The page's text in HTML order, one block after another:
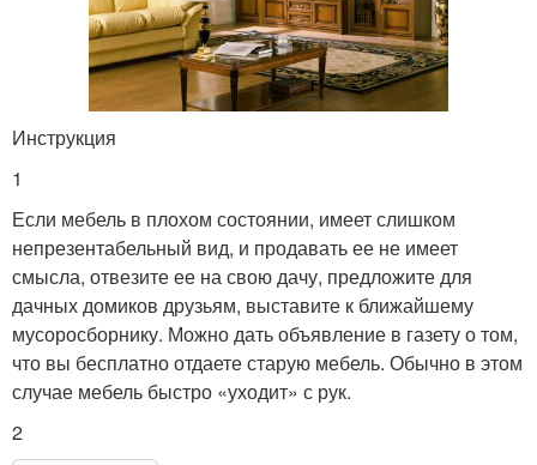
Инструкция
1
Если мебель в плохом состоянии, имеет слишком
непрезентабельный вид, и продавать ее не имеет
смысла, отвезите ее на свою дачу, предложите для
дачных домиков друзьям, выставите к ближайшему
мусоросборнику. Можно дать объявление в газету о том,
что вы бесплатно отдаете старую мебель. Обычно в этом
случае мебель быстро «уходит» с рук.
2